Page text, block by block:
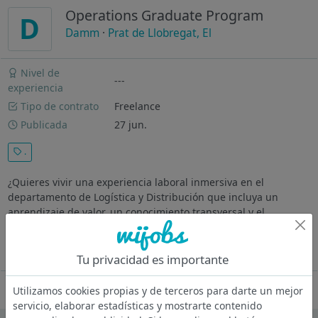
D Operations Graduate Program
Damm · Prat de Llobregat, El
Nivel de
experiencia
---
Tipo de contrato
Freelance
Publicada
27 jun.
.
¿Quieres vivir una experiencia laboral inmersiva en el
departamento de Logística y Distribución que incluya un
aprendizaje de valor, un conocimiento transversal y el
desarrollo de habilidades y competencias necesarias? Si es así,
Oferta desactivada
Tu privacidad es importante
Utilizamos cookies propias y de terceros para darte un mejor
servicio, elaborar estadísticas y mostrarte contenido